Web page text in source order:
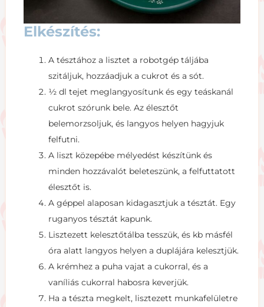
Elkészítés:
A tésztához a lisztet a robotgép táljába
szitáljuk, hozzáadjuk a cukrot és a sót.
½ dl tejet meglangyosítunk és egy teáskanál
cukrot szórunk bele. Az élesztőt
belemorzsoljuk, és langyos helyen hagyjuk
felfutni.
A liszt közepébe mélyedést készítünk és
minden hozzávalót beleteszünk, a felfuttatott
élesztőt is.
A géppel alaposan kidagasztjuk a tésztát. Egy
ruganyos tésztát kapunk.
Lisztezett kelesztőtálba tesszük, és kb másfél
óra alatt langyos helyen a duplájára kelesztjük.
A krémhez a puha vajat a cukorral, és a
vaníliás cukorral habosra keverjük.
Ha a tészta megkelt, lisztezett munkafelületre